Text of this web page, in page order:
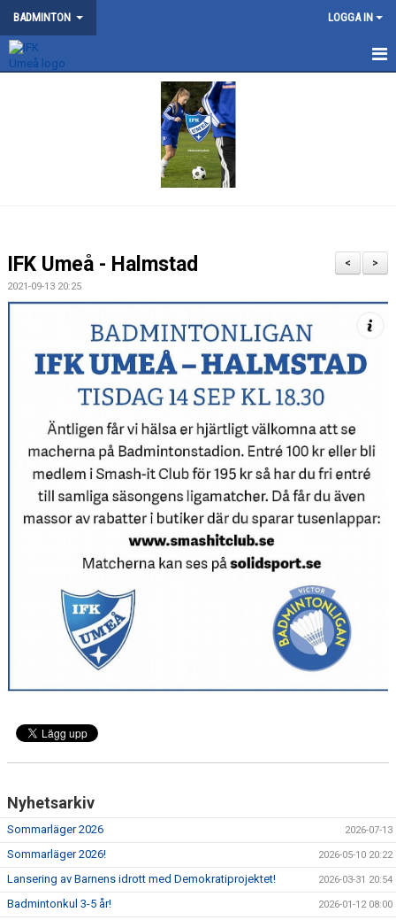
BADMINTON LOGGA IN
TRÄNING
DOKUMENT
WEBBSHOP
ÅRSHJUL
>
<
IFK Umeå - Halmstad
2021-09-13 20:25
Nyhetsarkiv
Sommarläger 2026 2026-07-13
Sommarläger 2026! 2026-05-10 20:22
Lansering av Barnens idrott med Demokratiprojektet! 2026-03-31 20:54
Badmintonkul 3-5 år! 2026-01-12 08:00